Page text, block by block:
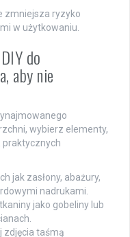
zmniejsza ryzyko
w użytkowaniu.
do
aby nie
wybierz elementy,
praktycznych
jak zasłony, abażury,
nadrukami.
jako gobeliny lub
zdjęcia taśmą